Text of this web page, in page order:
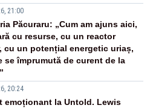
21:00
Păcuraru: „Cum am ajuns aici,
cu resurse, cu un reactor
cu un potențial energetic uriaș,
se împrumută de curent de la
20:24
emoționant la Untold. Lewis